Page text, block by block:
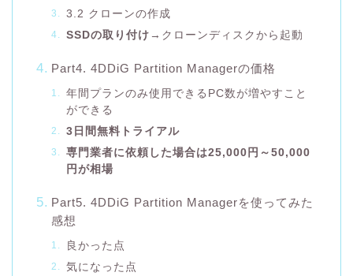
3.2 クローンの作成
SSDの取り付け →クローンディスクから起動
Part4. 4DDiG Partition Managerの価格
年間プランのみ使用できるPC数が増やすこと
ができる
3日間無料トライアル
専門業者に依頼した場合は25,000円～50,000
円が相場
Part5. 4DDiG Partition Managerを使ってみた
感想
良かった点
気になった点